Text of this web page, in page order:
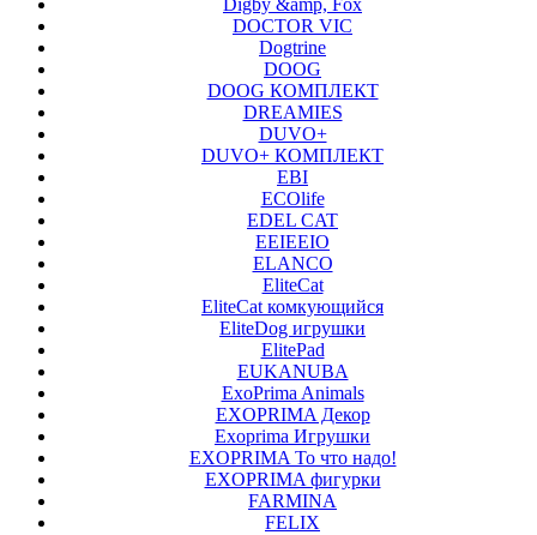
DOCTOR VIC
Dogtrine
DOOG
DOOG КОМПЛЕКТ
DREAMIES
DUVO+
DUVO+ КОМПЛЕКТ
EBI
ECOlife
EDEL CAT
EEIEEIO
ELANCO
EliteCat
EliteCat комкующийся
EliteDog игрушки
ElitePad
EUKANUBA
ExoPrima Animals
EXOPRIMA Декор
Exoprima Игрушки
EXOPRIMA То что надо!
EXOPRIMA фигурки
FARMINA
FELIX